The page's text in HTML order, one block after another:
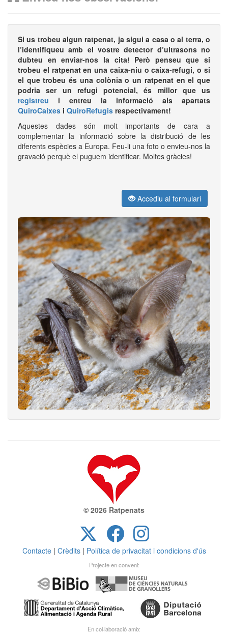
Si us trobeu algun ratpenat, ja sigui a casa o al terra, o
l’identifiqueu amb el vostre detector d’ultrasons no
dubteu en enviar-nos la cita! Però penseu que si
trobeu el ratpenat en una caixa-niu o caixa-refugi, o si
el que trobeu és una colònia o un ratpenat en el que
podria ser un refugi potencial, és millor que us
registreu i entreu la informació als apartats
QuiroCaixes i QuiroRefugis respectivament!
Aquestes dades són molt importants de cara a
complementar la informació sobre la distribució de les
diferents espècies a Europa. Feu-li una foto o envieu-nos la
gravació perquè el puguem identificar. Moltes gràcies!
Accediu al formulari
© 2026 Ratpenats
Contacte| Crèdits| Política de privacitat i condicions d'ús
Projecte en conveni:
En col·laboració amb: